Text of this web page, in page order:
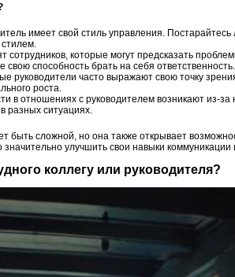
имеет свой стиль управления. Постарайтесь
сотрудников, которые могут предсказать
способность брать на себя ответственность.
руководители часто выражают свою точку
роста.
в отношениях с руководителем возникают из-
разных ситуациях.
быть сложной, но она также открывает
улучшить свои навыки коммуникации
коллегу или руководителя?